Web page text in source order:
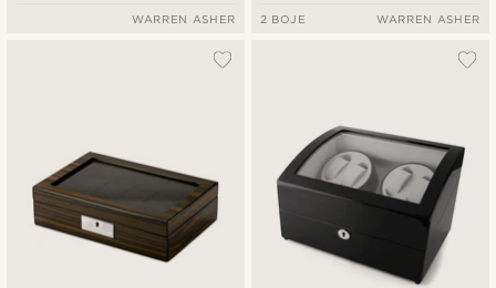
WARREN ASHER 2 BOJE WARREN ASHER